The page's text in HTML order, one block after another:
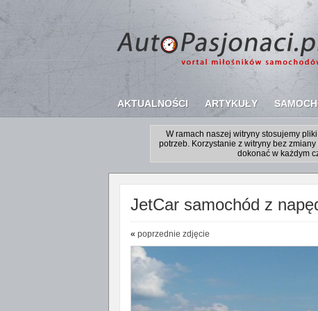
AKTUALNOŚCI ARTYKUŁY
W ramach naszej witryny stosujemy
potrzeb. Korzystanie z witryny bez
dokonać w każdym
JetCar samochód z
« poprzednie zdjęcie